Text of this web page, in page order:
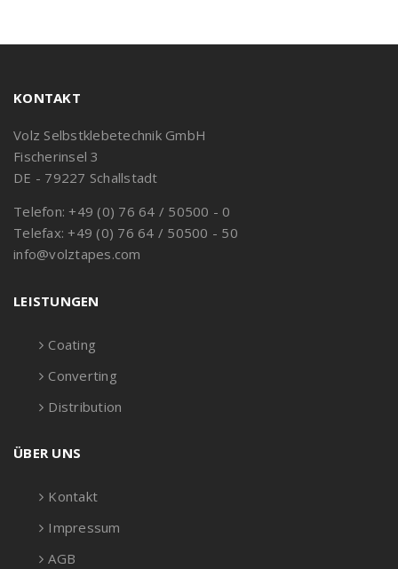
KONTAKT
Volz Selbstklebetechnik GmbH
Fischerinsel 3
DE - 79227 Schallstadt
Telefon: +49 (0) 76 64 / 50500 - 0
Telefax: +49 (0) 76 64 / 50500 - 50
info@volztapes.com
LEISTUNGEN
Coating
Converting
Distribution
ÜBER UNS
Kontakt
Impressum
AGB